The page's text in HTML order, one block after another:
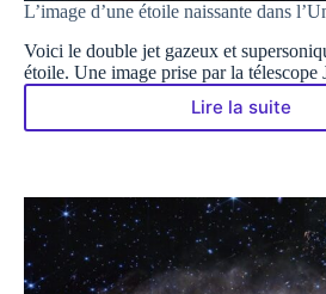
L’image d’une étoile naissante dans
Voici le double jet gazeux et
étoile. Une image prise par la télescope
Lire la suite
L’image
dans
l’Univers